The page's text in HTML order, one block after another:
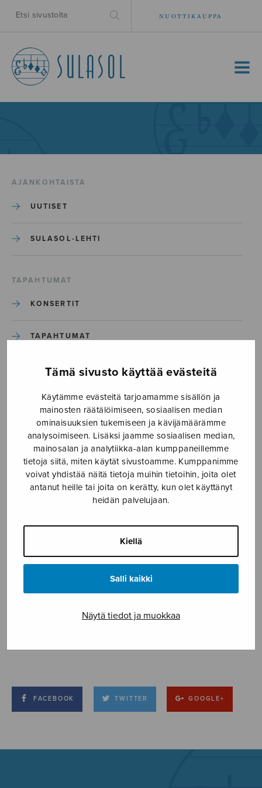
Tämä sivusto käyttää evästeitä
Käytämme evästeitä tarjoamamme sisällön ja
mainosten räätälöimiseen, sosiaalisen median
ominaisuuksien tukemiseen ja kävijämäärämme
analysoimiseen. Lisäksi jaamme sosiaalisen median,
mainosalan ja analytiikka-alan kumppaneillemme
tietoja siitä, miten käytät sivustoamme. Kumppanimme
voivat yhdistää näitä tietoja muihin tietoihin, joita olet
antanut heille tai joita on kerätty, kun olet käyttänyt
heidän palvelujaan.
Kiellä
Salli kaikki
Näytä tiedot ja muokkaa
NUOTTIKAUPPA
MENU
AJANKOHTAISTA
UUTISET
SULASOL-LEHTI
TAPAHTUMAT
KONSERTIT
TAPAHTUMAT
ILMOITA TAPAHTUMA
Etusivu › Media › Turilaat_S2646
Turilaat_S2646
25.10.2019
FACEBOOK TWITTER GOOGLE+